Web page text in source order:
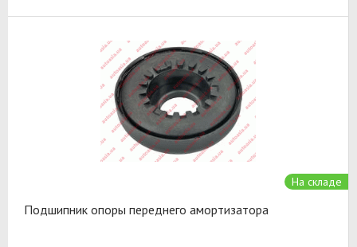
На складе
Подшипник опоры переднего амортизатора